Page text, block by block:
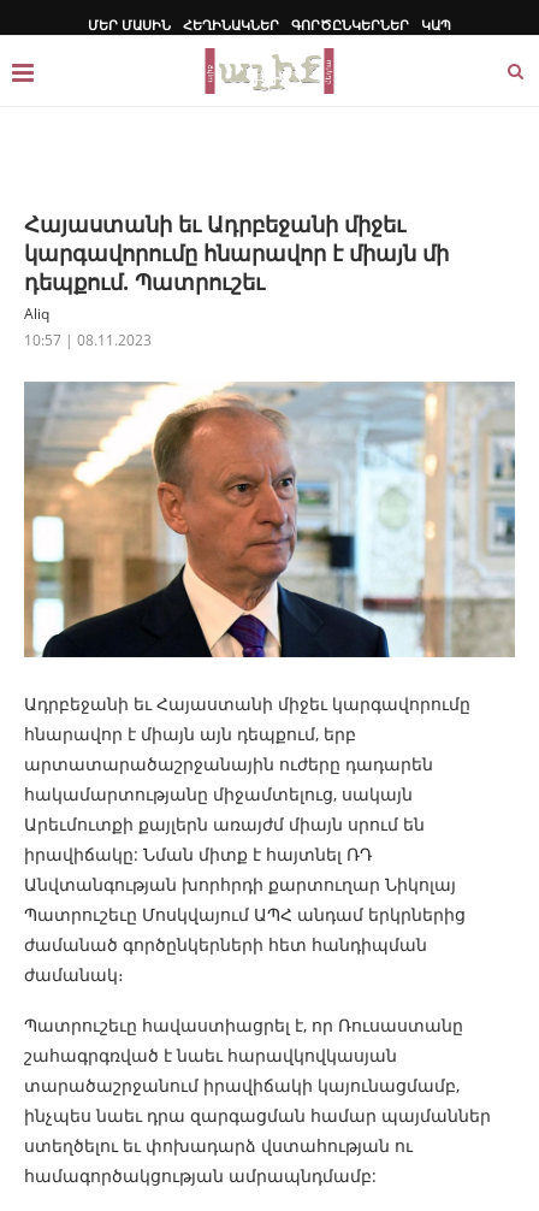
ՄԵՐ ՄԱՍԻՆ ՀԵՂԻՆԱԿՆԵՐ ԳՈՐԾԸՆԿԵՐՆԵՐ ԿԱՊ
Հայաստանի եւ Ադրբեջանի միջեւ
կարգավորումը հնարավոր է միայն մի
դեպքում. Պատրուշեւ
Aliq
10:57 | 08.11.2023
Ադրբեջանի եւ Հայաստանի միջեւ կարգավորումը
հնարավոր է միայն այն դեպքում, երբ
արտատարածաշրջանային ուժերը դադարեն
հակամարտությանը միջամտելուց, սակայն
Արեւմուտքի քայլերն առայժմ միայն սրում են
իրավիճակը: Նման միտք է հայտնել ՌԴ
Անվտանգության խորհրդի քարտուղար Նիկոլայ
Պատրուշեւը Մոսկվայում ԱՊՀ անդամ երկրներից
ժամանած գործընկերների հետ հանդիպման
ժամանակ։
Պատրուշեւը հավաստիացրել է, որ Ռուսաստանը
շահագրգռված է նաեւ հարավկովկասյան
տարածաշրջանում իրավիճակի կայունացմամբ,
ինչպես նաեւ դրա զարգացման համար պայմաններ
ստեղծելու եւ փոխադարձ վստահության ու
համագործակցության ամրապնդմամբ: